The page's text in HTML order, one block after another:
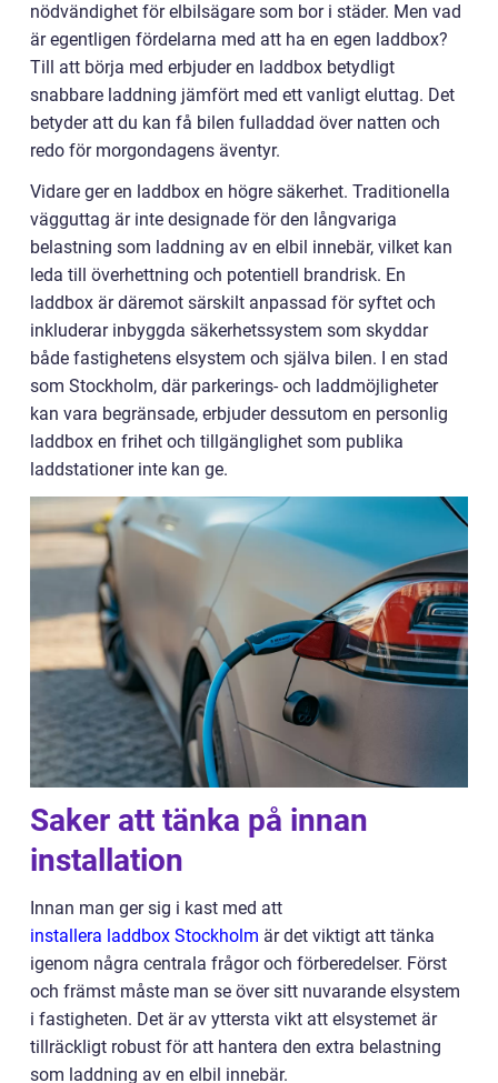
nödvändighet för elbilsägare som bor i städer. Men vad
är egentligen fördelarna med att ha en egen laddbox?
Till att börja med erbjuder en laddbox betydligt
snabbare laddning jämfört med ett vanligt eluttag. Det
betyder att du kan få bilen fulladdad över natten och
redo för morgondagens äventyr.
Vidare ger en laddbox en högre säkerhet. Traditionella
vägguttag är inte designade för den långvariga
belastning som laddning av en elbil innebär, vilket kan
leda till överhettning och potentiell brandrisk. En
laddbox är däremot särskilt anpassad för syftet och
inkluderar inbyggda säkerhetssystem som skyddar
både fastighetens elsystem och själva bilen. I en stad
som Stockholm, där parkerings- och laddmöjligheter
kan vara begränsade, erbjuder dessutom en personlig
laddbox en frihet och tillgänglighet som publika
laddstationer inte kan ge.
Saker att tänka på innan
installation
Innan man ger sig i kast med att
installera laddbox Stockholm är det viktigt att tänka
igenom några centrala frågor och förberedelser. Först
och främst måste man se över sitt nuvarande elsystem
i fastigheten. Det är av yttersta vikt att elsystemet är
tillräckligt robust för att hantera den extra belastning
som laddning av en elbil innebär.